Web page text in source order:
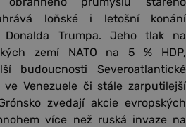
loňské i letošní konání
Donalda Trumpa. Jeho tlak na
zemí NATO na 5 % HDP,
budoucnosti Severoatlantické
ve Venezuele či stále zarputilejší
zvedají akcie evropských
více než ruská invaze na